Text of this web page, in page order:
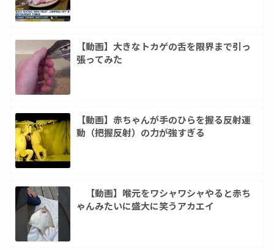
【動画】大きなトカゲの舌を限界まで引っ
張ってみた
【動画】赤ちゃんが手のひらを握る反射運
動（把握反射）の力が強すぎる
【動画】喉元をワシャワシャやると赤ち
ゃんみたいに盛大に笑うアカエイ